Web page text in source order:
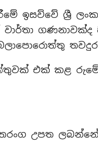
ඉසව්වේ ශ්‍රී ලංකා
එක් කළ
තරංග උපත